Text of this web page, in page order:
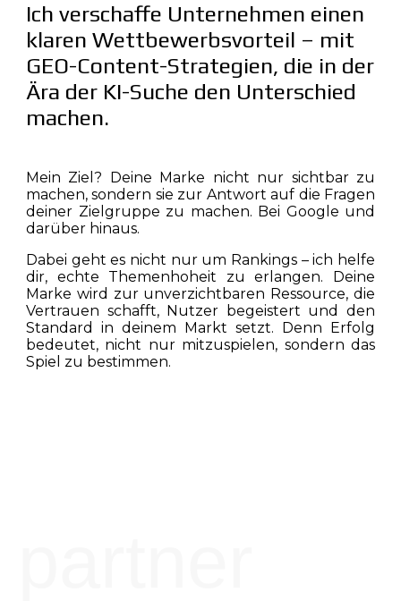
Ich verschaffe Unternehmen einen
klaren Wettbewerbsvorteil – mit
GEO-Content-Strategien, die in der
Ära der KI-Suche den Unterschied
machen.
Mein Ziel? Deine Marke nicht nur sichtbar zu
machen, sondern sie zur Antwort auf die Fragen
deiner Zielgruppe zu machen. Bei Google und
darüber hinaus.
Dabei geht es nicht nur um Rankings – ich helfe
dir, echte Themenhoheit zu erlangen. Deine
Marke wird zur unverzichtbaren Ressource, die
Vertrauen schafft, Nutzer begeistert und den
Standard in deinem Markt setzt. Denn Erfolg
bedeutet, nicht nur mitzuspielen, sondern das
Spiel zu bestimmen.